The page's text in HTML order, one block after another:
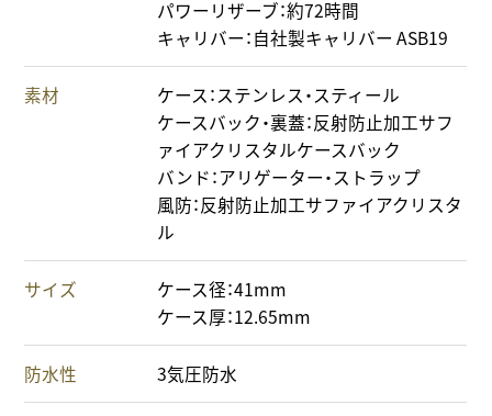
パワーリザーブ：約72時間
キャリバー：自社製キャリバー ASB19
素材
ケース：ステンレス・スティール
ケースバック・裏蓋：反射防止加工サフ
ァイアクリスタルケースバック
バンド：アリゲーター・ストラップ
風防：反射防止加工サファイアクリスタ
ル
サイズ
ケース径：41mm
ケース厚：12.65mm
防水性 3気圧防水